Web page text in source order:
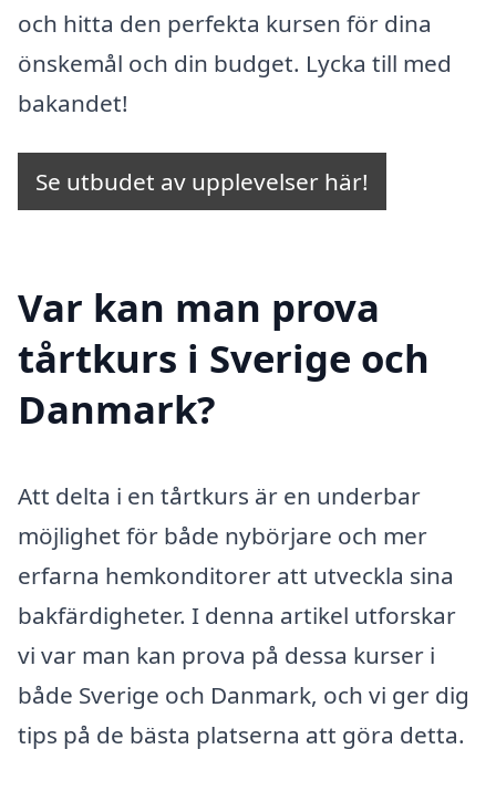
och hitta den perfekta kursen för dina
önskemål och din budget. Lycka till med
bakandet!
Se utbudet av upplevelser här!
Var kan man prova
tårtkurs i Sverige och
Danmark?
Att delta i en tårtkurs är en underbar
möjlighet för både nybörjare och mer
erfarna hemkonditorer att utveckla sina
bakfärdigheter. I denna artikel utforskar
vi var man kan prova på dessa kurser i
både Sverige och Danmark, och vi ger dig
tips på de bästa platserna att göra detta.